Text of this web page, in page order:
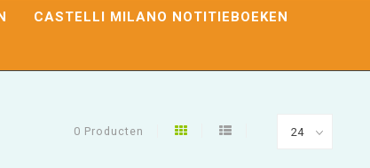
CASTELLI MILANO NOTITIEBOEKEN
0 Producten